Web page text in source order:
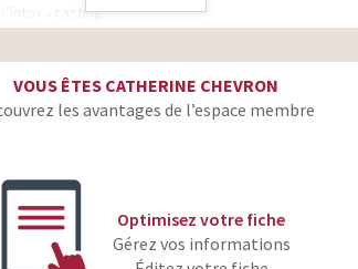
»
casting
casting
VOUS ÊTES CATHERINE CHEVRON
les avantages de l’espace membre
Optimisez votre fiche
Gérez vos informations